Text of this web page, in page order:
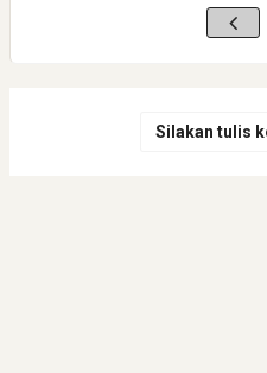
Silakan tulis